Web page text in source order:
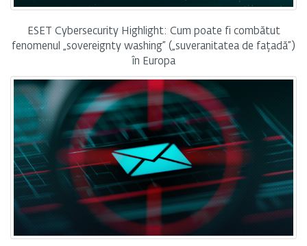
ESET Cybersecurity Highlight: Cum poate fi combătut
fenomenul „sovereignty washing” („suveranitatea de fațadă”)
în Europa